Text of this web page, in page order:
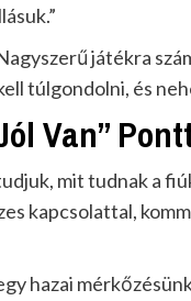
játékra
túlgondolni, és
Van”
mit tudnak a
kapcsolattal,
hazai